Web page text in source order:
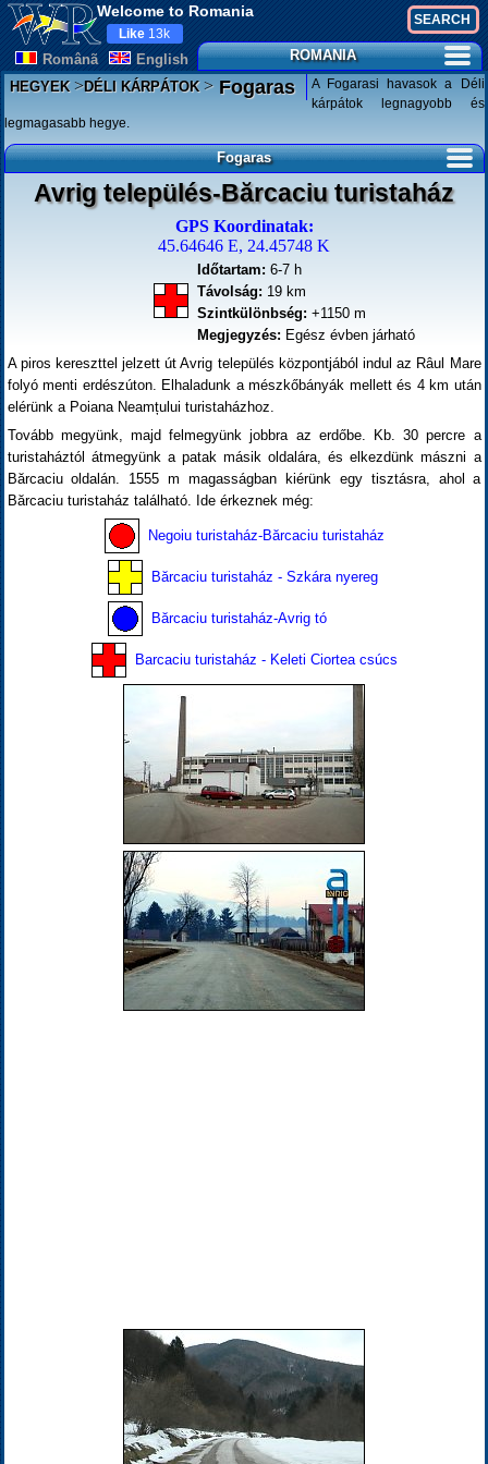
Welcome to Romania
Românã English
Like 13k
ROMANIA
HEGYEK>DÉLI KÁRPÁTOK>Fogaras
A Fogarasi havasok a Déli
kárpátok legnagyobb és
legmagasabb hegye.
Fogaras
Avrig település-Bărcaciu turistaház
GPS Koordinatak:
45.64646 E, 24.45748 K
Időtartam: 6-7 h
Távolság: 19 km
Szintkülönbség: +1150 m
Megjegyzés: Egész évben járható
A piros kereszttel jelzett út Avrig település központjából indul az Râul Mare
folyó menti erdészúton. Elhaladunk a mészkőbányák mellett és 4 km után
elérünk a Poiana Neamțului turistaházhoz.
Tovább megyünk, majd felmegyünk jobbra az erdőbe. Kb. 30 percre a
turistaháztól átmegyünk a patak másik oldalára, és elkezdünk mászni a
Bărcaciu oldalán. 1555 m magasságban kiérünk egy tisztásra, ahol a
Bărcaciu turistaház található. Ide érkeznek még:
Negoiu turistaház-Bărcaciu turistaház
Bărcaciu turistaház - Szkára nyereg
Bărcaciu turistaház-Avrig tó
Barcaciu turistaház - Keleti Ciortea csúcs